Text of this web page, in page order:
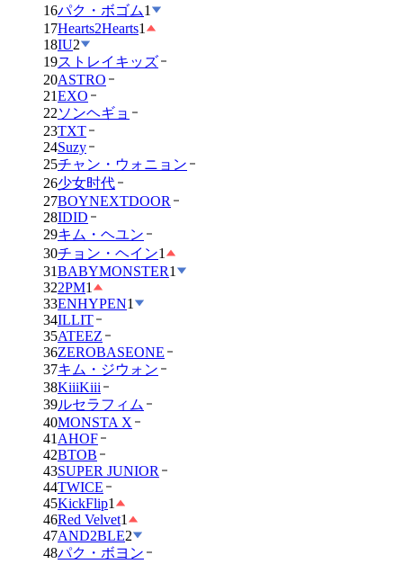
16パク・ボゴム1
17Hearts2Hearts1
18IU2
19ストレイキッズ
20ASTRO
21EXO
22ソンヘギョ
23TXT
24Suzy
25チャン・ウォニョン
26少女时代
27BOYNEXTDOOR
28IDID
29キム・ヘユン
30チョン・ヘイン1
31BABYMONSTER1
322PM1
33ENHYPEN1
34ILLIT
35ATEEZ
36ZEROBASEONE
37キム・ジウォン
38KiiiKiii
39ルセラフィム
40MONSTA X
41 AHOF
42BTOB
43SUPER JUNIOR
44TWICE
45KickFlip1
46Red Velvet1
47AND2BLE2
48パク・ボヨン